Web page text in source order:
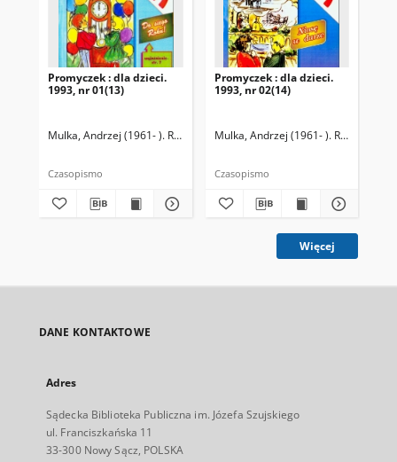
Promyczek : dla dzieci.
1993, nr 01(13)
Mulka, Andrzej (1961- ). Redaktor naczelny
Czasopismo
Promyczek : dla dzieci.
1993, nr 02(14)
Mulka, Andrzej (1961- ). Redaktor
Czasopismo
Więcej
DANE KONTAKTOWE
Adres
Sądecka Biblioteka Publiczna im. Józefa Szujskiego
ul. Franciszkańska 11
33-300 Nowy Sącz, POLSKA